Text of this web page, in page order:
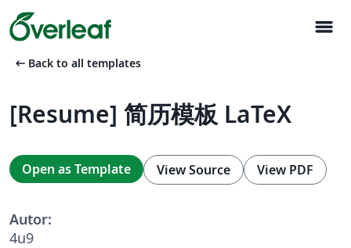
menu
arrow_left_alt Back to all templates
[Resume] 简历模板 LaTeX
Open as Template View Source View PDF
Autor:
4u9